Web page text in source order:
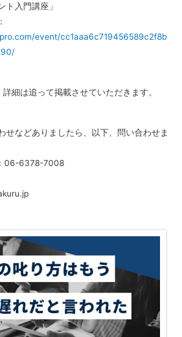
ト入門講座」
event/cc1aaa6c719456589c2f8b
細は追って掲載させていただきます。
せなどありましたら、以下、問い合わせま
06-6378-7008